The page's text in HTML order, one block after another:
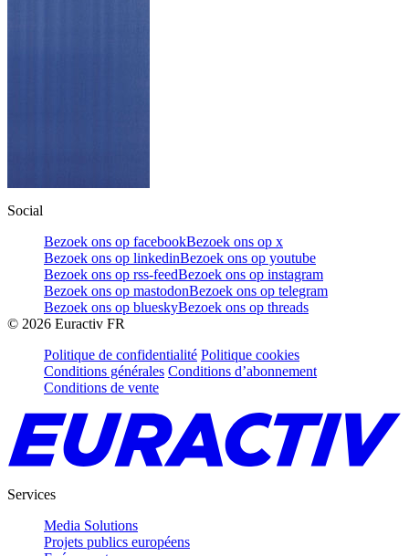
Social
Bezoek ons op facebookBezoek ons op x
Bezoek ons op linkedinBezoek ons op youtube
Bezoek ons op rss-feedBezoek ons op instagram
Bezoek ons op mastodonBezoek ons op telegram
Bezoek ons op blueskyBezoek ons op threads
© 2026 Euractiv FR
Politique de confidentialité Politique cookies
Conditions générales Conditions d’abonnement
Conditions de vente
Services
Media Solutions
Projets publics européens